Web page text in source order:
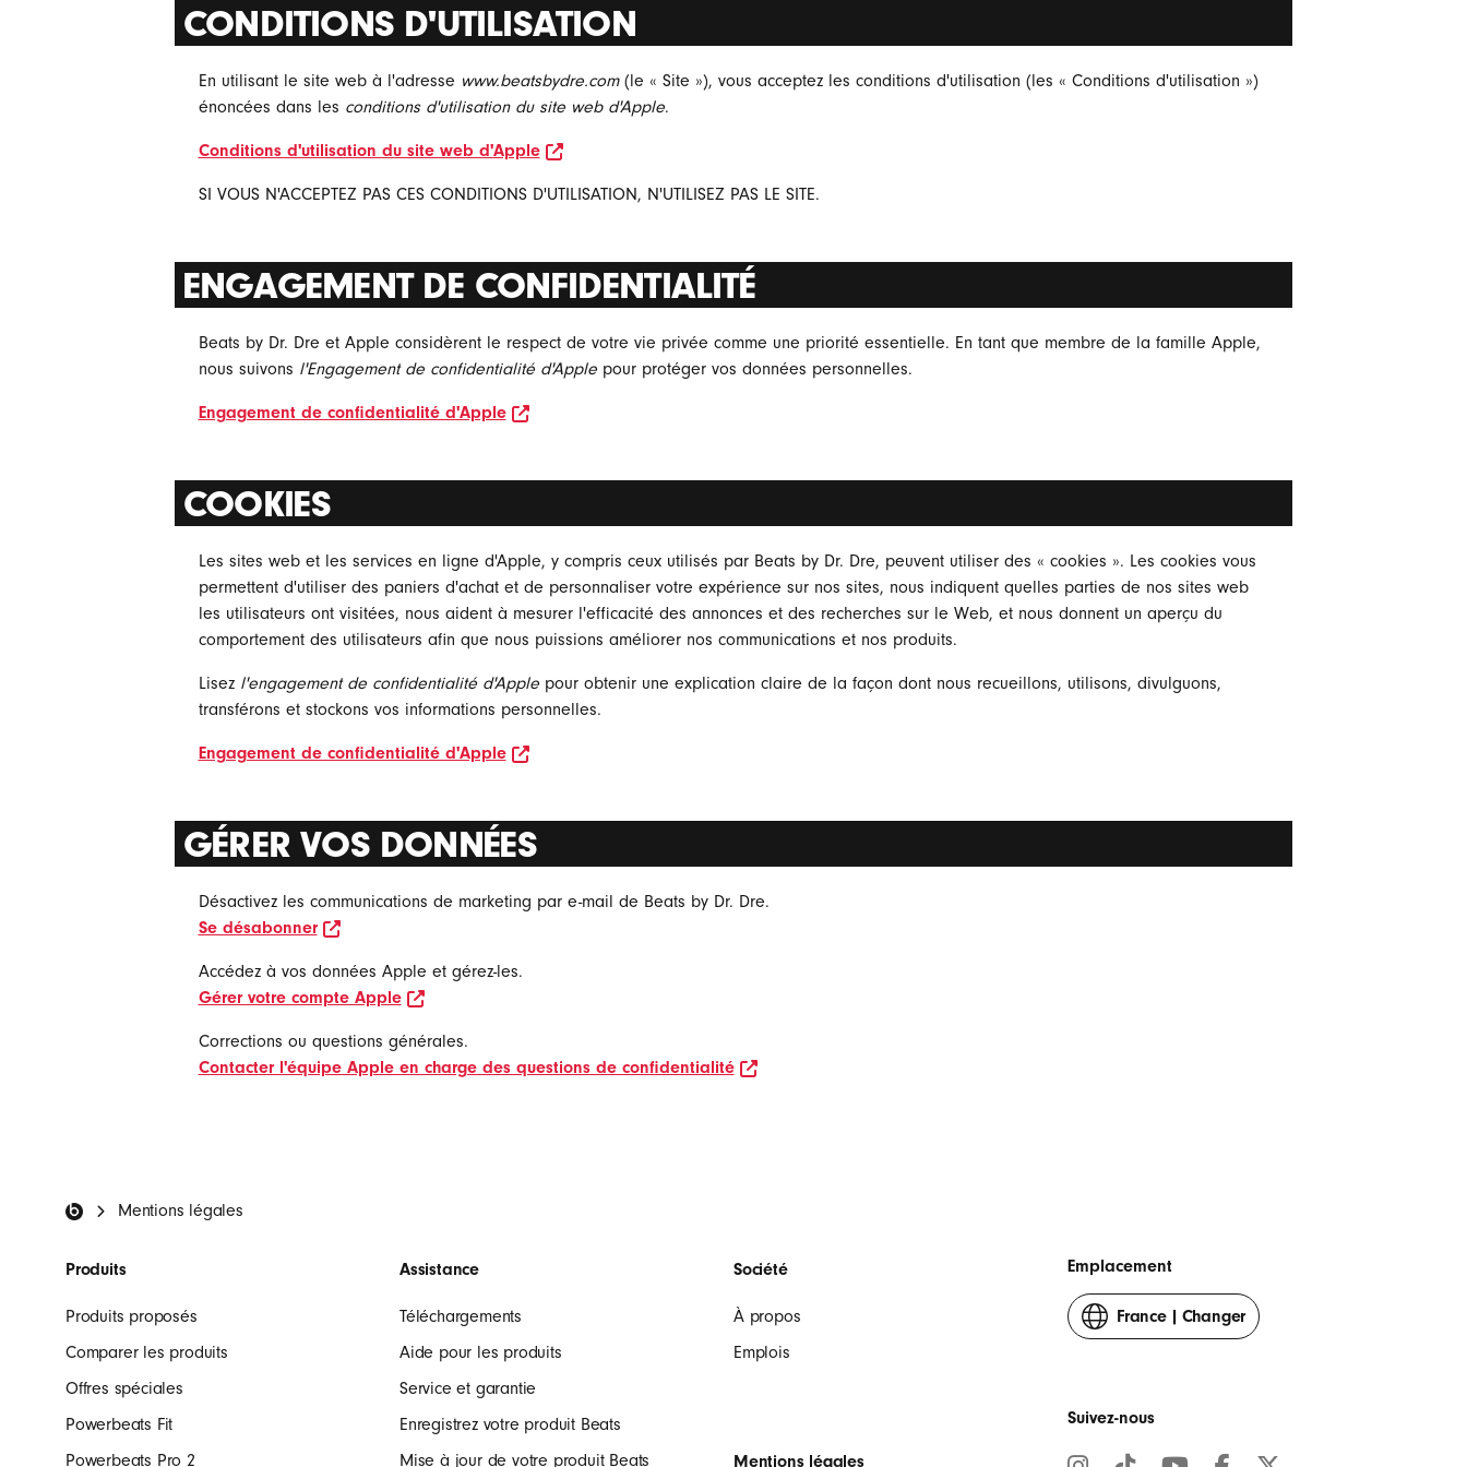
CONDITIONS D'UTILISATION
En utilisant le site web à l'adresse www.beatsbydre.com(le « Site »), vous acceptez les conditions d'utilisation (les « Conditions d'utilisation »)
énoncées dans les conditions d'utilisation du site web d'Apple.
Conditions d'utilisation du site web d'Apple opens in new window
SI VOUS N'ACCEPTEZ PAS CES CONDITIONS D'UTILISATION, N'UTILISEZ PAS LE SITE.
ENGAGEMENT DE CONFIDENTIALITÉ
Beats by Dr. Dre et Apple considèrent le respect de votre vie privée comme une priorité essentielle. En tant que membre de la famille Apple,
nous suivons l'Engagement de confidentialité d'Applepour protéger vos données personnelles.
Engagement de confidentialité d'Apple opens in new window
COOKIES
Les sites web et les services en ligne d'Apple, y compris ceux utilisés par Beats by Dr. Dre, peuvent utiliser des « cookies ». Les cookies vous
permettent d'utiliser des paniers d'achat et de personnaliser votre expérience sur nos sites, nous indiquent quelles parties de nos sites web
les utilisateurs ont visitées, nous aident à mesurer l'efficacité des annonces et des recherches sur le Web, et nous donnent un aperçu du
comportement des utilisateurs afin que nous puissions améliorer nos communications et nos produits.
Lisez l'engagement de confidentialité d'Applepour obtenir une explication claire de la façon dont nous recueillons, utilisons, divulguons,
transférons et stockons vos informations personnelles.
Engagement de confidentialité d'Apple opens in new window
GÉRER VOS DONNÉES
Désactivez les communications de marketing par e-mail de Beats by Dr. Dre.
Se désabonner
opens in new window
Accédez à vos données Apple et gérez-les.
Gérer votre compte Apple
opens in new window
Corrections ou questions générales.
Contacter l'équipe Apple en charge des questions de confidentialité
opens in new window
Pied de page Beats
Mentions légales
Produits
Produits proposés
Comparer les produits
Offres spéciales
Powerbeats Fit
Powerbeats Pro 2
Assistance
Téléchargements
Aide pour les produits
Service et garantie
Enregistrez votre produit Beats
Mise à jour de votre produit Beats
Société
À propos
Emplois
Mentions légales
Emplacement
France | Changer
votre
Suivez-nous